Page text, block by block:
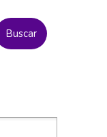
Buscar